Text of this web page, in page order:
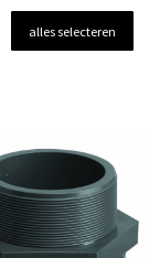
alles selecteren